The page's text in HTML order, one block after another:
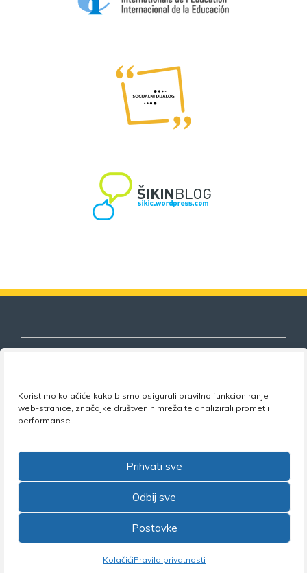
Koristimo kolačiće kako bismo osigurali pravilno funkcioniranje
web-stranice, značajke društvenih mreža te analizirali promet i
performanse.
Prihvati sve
Odbij sve
Postavke
KolačićiPravila privatnosti
Nezavisni sindikat znanosti i visokog
obrazovanja
©2026 Nezavisni sindikat znanosti i visokog obrazovanja